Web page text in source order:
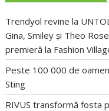
Trendyol revine la
Gina, Smiley și Theo
premieră la Fashion
Peste 100 000 de
Sting
RIVUS transformă fosta